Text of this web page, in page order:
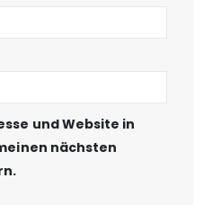
und Website in
nächsten